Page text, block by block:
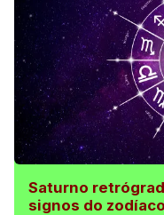
Saturno
signos do zodíaco